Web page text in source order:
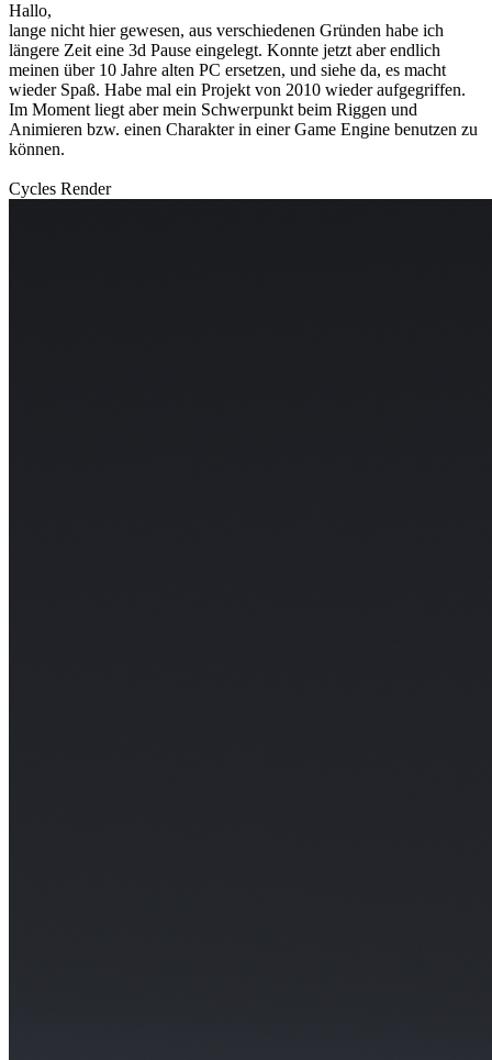
Hallo,
lange nicht hier gewesen, aus verschiedenen Gründen habe ich
längere Zeit eine 3d Pause eingelegt. Konnte jetzt aber endlich
meinen über 10 Jahre alten PC ersetzen, und siehe da, es macht
wieder Spaß. Habe mal ein Projekt von 2010 wieder aufgegriffen.
Im Moment liegt aber mein Schwerpunkt beim Riggen und
Animieren bzw. einen Charakter in einer Game Engine benutzen zu
können.
Cycles Render